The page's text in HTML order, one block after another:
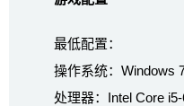
最低配置：
操作系统：Windows
处理器：Intel Core